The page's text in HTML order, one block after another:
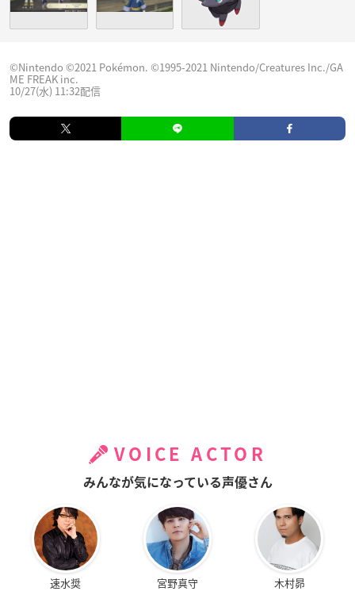
©Nintendo ©2021 Pokémon. ©1995-2021 Nintendo/Creatures Inc./GA
ME FREAK inc.
10/27(水) 11:32配信
VOICE ACTOR
みんなが気になっている声優さん
速水奨 宮野真守 木村昴